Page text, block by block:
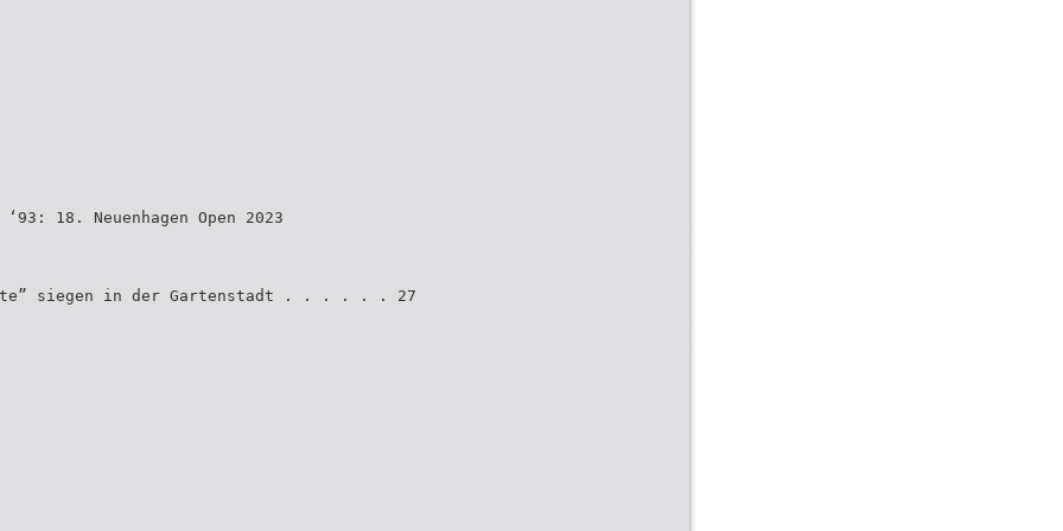
‘93: 18. Neuenhagen Open 2023
siegen in der Gartenstadt . . . . . . 27